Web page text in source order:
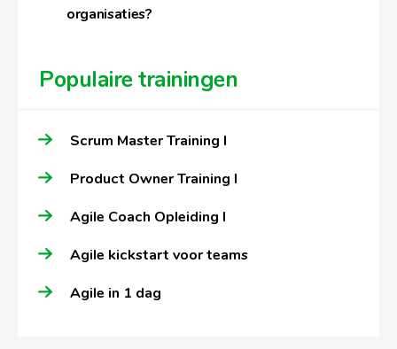
organisaties?
Populaire trainingen
Scrum Master Training I
Product Owner Training I
Agile Coach Opleiding I
Agile kickstart voor teams
Agile in 1 dag